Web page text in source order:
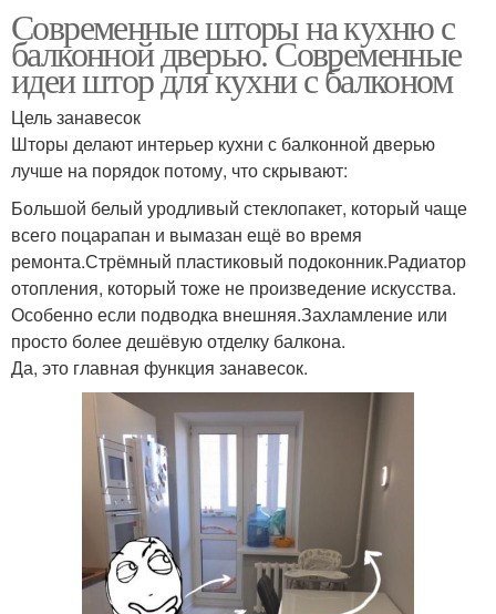
Современные шторы на кухню с
балконной дверью. Современные
идеи штор для кухни с балконом
Цель занавесок
Шторы делают интерьер кухни с балконной дверью
лучше на порядок потому, что скрывают:
Большой белый уродливый стеклопакет, который чаще
всего поцарапан и вымазан ещё во время
ремонта.Стрёмный пластиковый подоконник.Радиатор
отопления, который тоже не произведение искусства.
Особенно если подводка внешняя.Захламление или
просто более дешёвую отделку балкона.
Да, это главная функция занавесок.